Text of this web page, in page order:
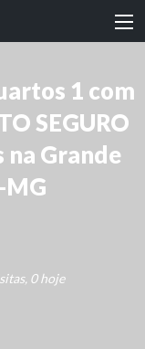
1 com
SEGURO
na Grande
MG
0 hoje